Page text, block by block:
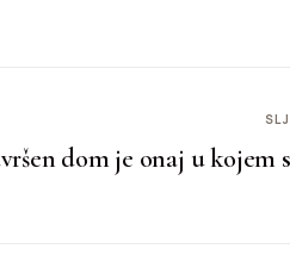
dom je onaj u kojem